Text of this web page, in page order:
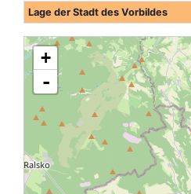
Lage der Stadt des Vorbildes
+
-